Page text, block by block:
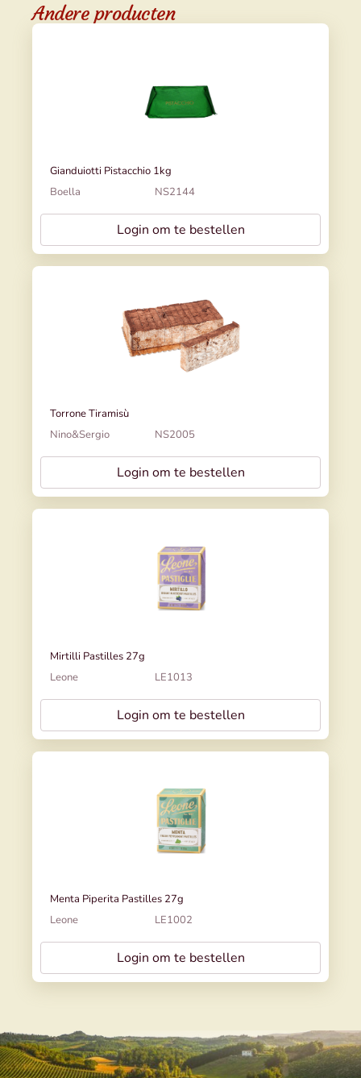
Andere producten
Gianduiotti Pistacchio 1kg
Boella
NS2144
Login om te bestellen
Torrone Tiramisù
Nino&Sergio
NS2005
Login om te bestellen
Mirtilli Pastilles 27g
Leone
LE1013
Login om te bestellen
Menta Piperita Pastilles 27g
Leone
LE1002
Login om te bestellen